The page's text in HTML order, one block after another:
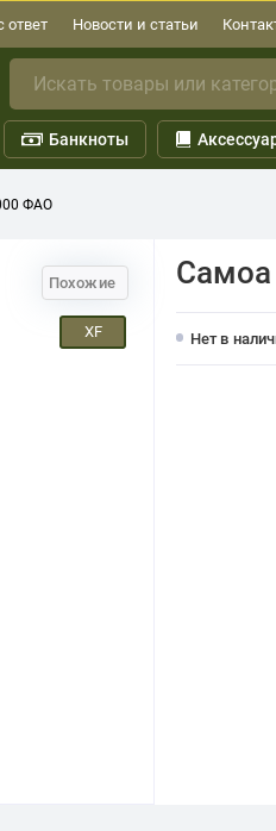
ответ Новости и статьи
Банкноты
ФАО
Похожие
XF Нет в